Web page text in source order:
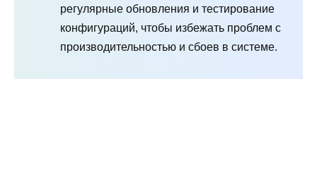
регулярные обновления и тестирование
конфигураций, чтобы избежать проблем с
производительностью и сбоев в системе.